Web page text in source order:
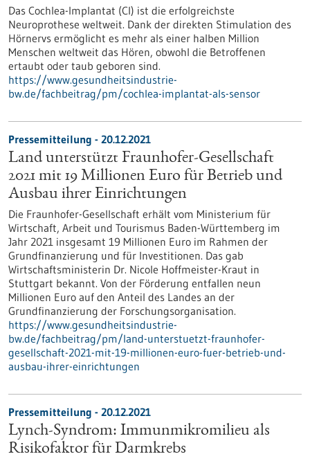
Das Cochlea-Implantat (CI) ist die erfolgreichste
Neuroprothese weltweit. Dank der direkten Stimulation des
Hörnervs ermöglicht es mehr als einer halben Million
Menschen weltweit das Hören, obwohl die Betroffenen
ertaubt oder taub geboren sind.
https://www.gesundheitsindustrie-
bw.de/fachbeitrag/pm/cochlea-implantat-als-sensor
Pressemitteilung - 20.12.2021
Land unterstützt Fraunhofer-Gesellschaft
2021 mit 19 Millionen Euro für Betrieb und
Ausbau ihrer Einrichtungen
Die Fraunhofer-Gesellschaft erhält vom Ministerium für
Wirtschaft, Arbeit und Tourismus Baden-Württemberg im
Jahr 2021 insgesamt 19 Millionen Euro im Rahmen der
Grundfinanzierung und für Investitionen. Das gab
Wirtschaftsministerin Dr. Nicole Hoffmeister-Kraut in
Stuttgart bekannt. Von der Förderung entfallen neun
Millionen Euro auf den Anteil des Landes an der
Grundfinanzierung der Forschungsorganisation.
https://www.gesundheitsindustrie-
bw.de/fachbeitrag/pm/land-unterstuetzt-fraunhofer-
gesellschaft-2021-mit-19-millionen-euro-fuer-betrieb-und-
ausbau-ihrer-einrichtungen
Pressemitteilung - 20.12.2021
Lynch-Syndrom: Immunmikromilieu als
Risikofaktor für Darmkrebs